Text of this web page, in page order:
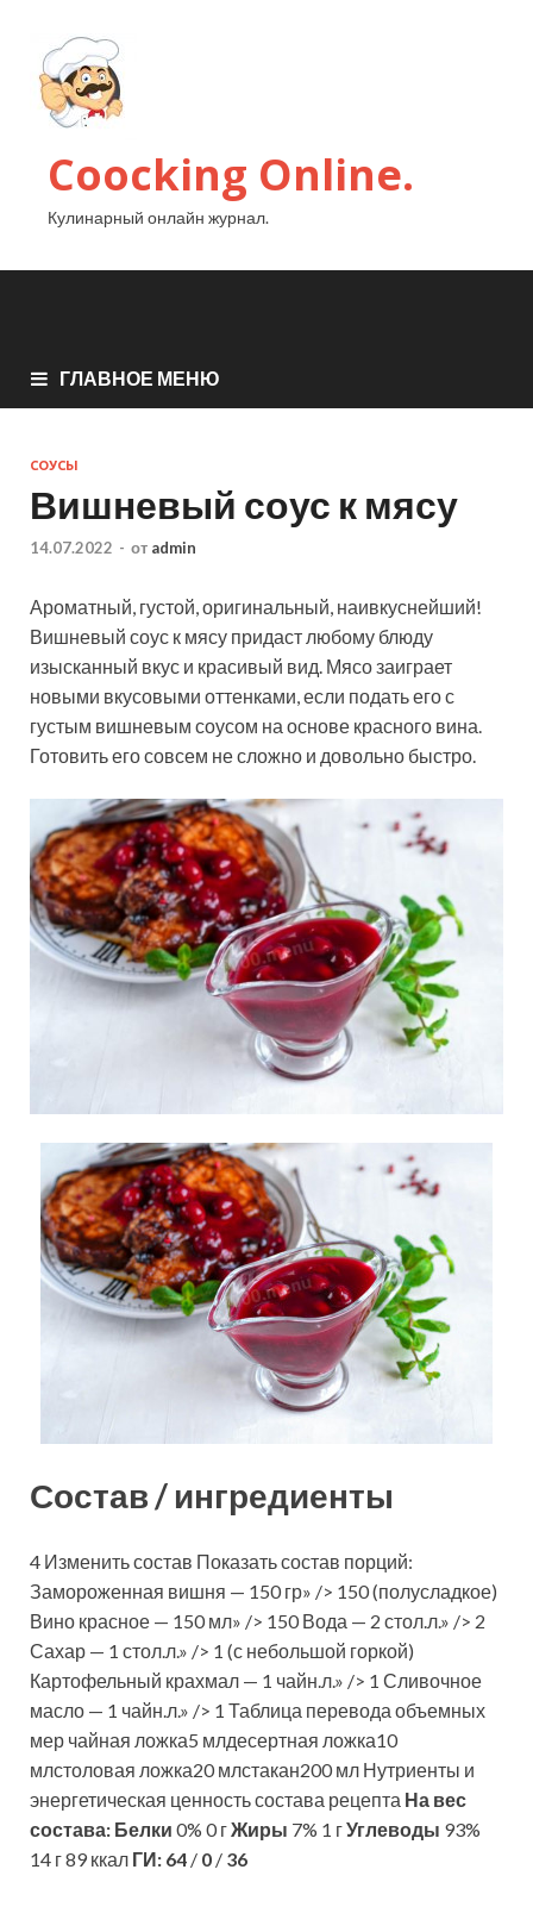
Coocking Online.
Кулинарный онлайн журнал.
ГЛАВНОЕ МЕНЮ
СОУСЫ
Вишневый соус к мясу
14.07.2022 - от admin
Ароматный, густой, оригинальный, наивкуснейший!
Вишневый соус к мясу придаст любому блюду
изысканный вкус и красивый вид. Мясо заиграет
новыми вкусовыми оттенками, если подать его с
густым вишневым соусом на основе красного вина.
Готовить его совсем не сложно и довольно быстро.
Состав / ингредиенты
4 Изменить состав Показать состав порций:
Замороженная вишня — 150 гр» /> 150 (полусладкое)
Вино красное — 150 мл» /> 150 Вода — 2 стол.л.» /> 2
Сахар — 1 стол.л.» /> 1 (с небольшой горкой)
Картофельный крахмал — 1 чайн.л.» /> 1 Сливочное
масло — 1 чайн.л.» /> 1 Таблица перевода объемных
мер чайная ложка5 млдесертная ложка10
млстоловая ложка20 млстакан200 мл Нутриенты и
энергетическая ценность состава рецепта На вес
состава: Белки 0% 0 гЖиры 7% 1 гУглеводы 93%
14 г 89 ккал ГИ: 64 / 0 / 36